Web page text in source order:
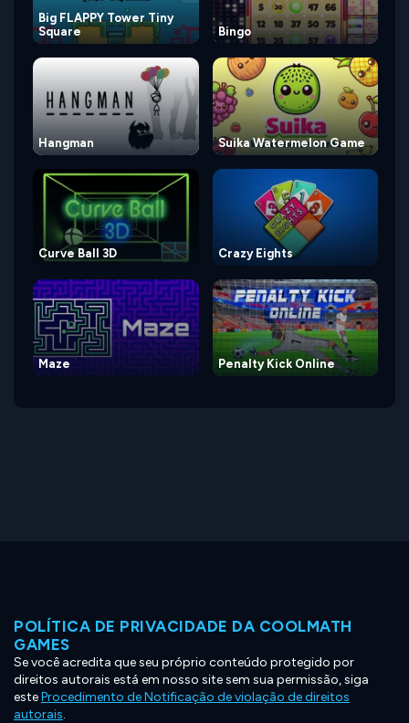
Big FLAPPY Tower Tiny
Square
Bingo
Hangman Suika Watermelon Game
Curve Ball 3D Crazy Eights
Maze Penalty Kick Online
POLÍTICA DE PRIVACIDADE DA COOLMATH
GAMES
Se você acredita que seu próprio conteúdo protegido por
direitos autorais está em nosso site sem sua permissão, siga
esteProcedimento de Notificação de violação de direitos
autorais.